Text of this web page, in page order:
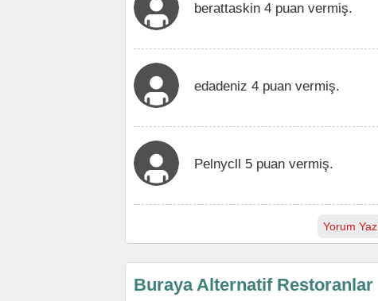
berattaskin 4 puan vermiş.
edadeniz 4 puan vermiş.
Pelnycll 5 puan vermiş.
Yorum Yaz
Buraya Alternatif Restoranlar